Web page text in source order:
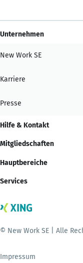
Unternehmen
New Work SE
Karriere
Presse
Hilfe & Kontakt
Mitgliedschaften
Hauptbereiche
Services
© New Work SE | Alle
Impressum